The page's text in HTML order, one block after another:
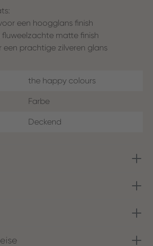
een hoogglans finish
matte finish
een prachtige zilveren glans
the happy colours
Farbe
Deckend